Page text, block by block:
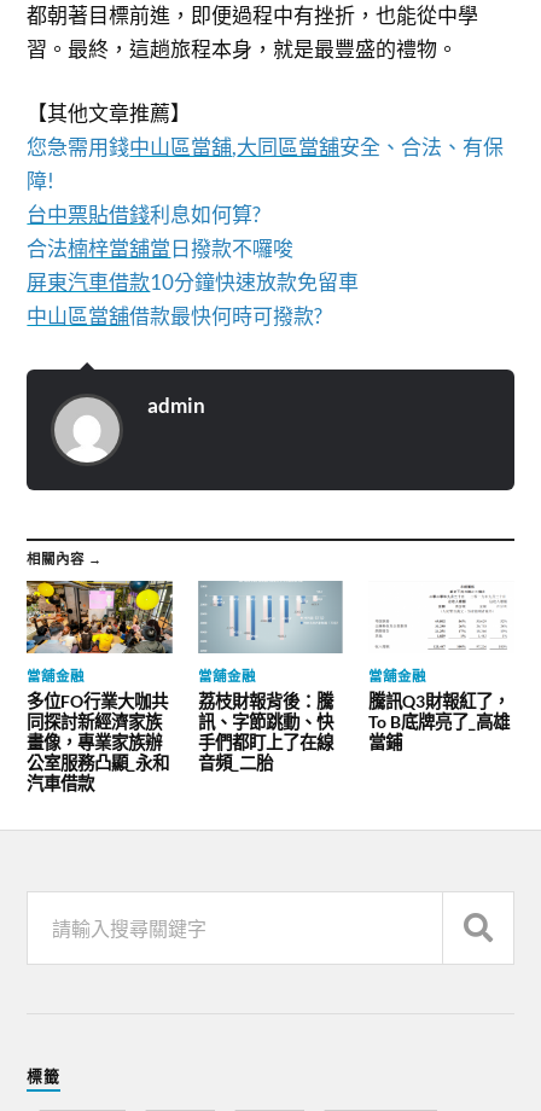
都朝著目標前進，即便過程中有挫折，也能從中學
習。最終，這趟旅程本身，就是最豐盛的禮物。
【其他文章推薦】
您急需用錢中山區當舖,大同區當舖安全、合法、有保
障!
台中票貼借錢利息如何算?
合法楠梓當舖當日撥款不囉唆
屏東汽車借款10分鐘快速放款免留車
中山區當舖借款最快何時可撥款?
admin
相關內容 →
當舖金融
多位FO行業大咖共
同探討新經濟家族
畫像，專業家族辦
公室服務凸顯_永和
汽車借款
當舖金融
荔枝財報背後：騰
訊、字節跳動、快
手們都盯上了在線
音頻_二胎
當舖金融
騰訊Q3財報紅了，
To B底牌亮了_高雄
當鋪
標籤